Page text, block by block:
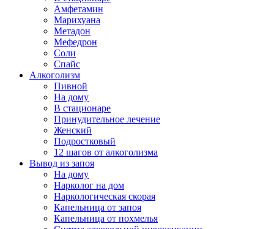
Амфетамин
Марихуана
Метадон
Мефедрон
Соли
Спайс
Алкоголизм
Пивной
На дому
В стационаре
Принудительное лечение
Женский
Подростковый
12 шагов от алкоголизма
Вывод из запоя
На дому
Нарколог на дом
Наркологическая скорая
Капельница от запоя
Капельница от похмелья